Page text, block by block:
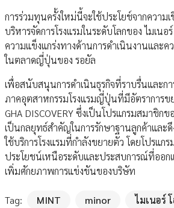
การร่วมทุนครั้งใหม่นี้จะใช้ประโยช์จากความ
บริหารจัดการโรงแรมในระดับโลกของ ไมเน
ความแข็งแกร่งทางด้านการดำเนินงานและค
ในตลาดญี่ปุ่นของ รอยัล
เพื่อสนับสนุนการดำเนินธุรกิจที่ราบรื่นและกา
ภาคอุตสาหกรรมโรงแรมญี่ปุ่นที่มีอัตราการข
GHA DISCOVERY ซึ่งเป็นโปรแกรมสมาชิกข
เป็นกลยุทธ์สำคัญในการรักษาฐานลูกค้าและ
ใช้บริการโรงแรมที่กำลังขยายตัว โดยโปรแก
ประโยชน์เหนือระดับและประสบการณ์ที่ออก
เพิ่มศักยภาพการแข่งขันของบริษัท
Tag: MINT minor
ไมเนอร์